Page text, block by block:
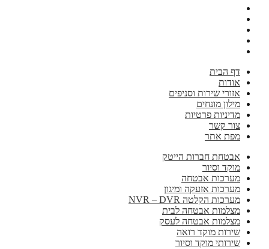
דף הבית
אודות
אזורי שירות וסניפים
מילון מונחים
מדיניות פרטיות
צור קשר
מפת אתר
אבטחת חברות הייטק
מוקד וסיור
מערכות אבטחה
מערכות אזעקה ומיגון
מערכות הקלטה NVR – DVR
מצלמות אבטחה לבית
מצלמות אבטחה לעסק
שירות מוקד רואה
שירותי מוקד וסיור